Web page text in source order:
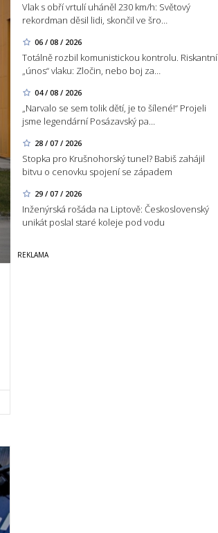
Vlak s obří vrtulí uháněl 230 km/h: Světový
rekordman děsil lidi, skončil ve šro…
06 / 08 / 2026
Totálně rozbil komunistickou kontrolu. Riskantní
„únos“ vlaku: Zločin, nebo boj za…
04 / 08 / 2026
„Narvalo se sem tolik dětí, je to šílené!“ Projeli
jsme legendární Posázavský pa…
28 / 07 / 2026
Stopka pro Krušnohorský tunel? Babiš zahájil
bitvu o cenovku spojení se západem
29 / 07 / 2026
Inženýrská rošáda na Liptově: Československý
unikát poslal staré koleje pod vodu